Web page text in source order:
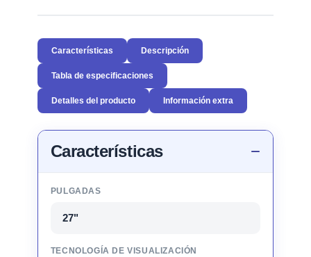
Características Descripción
Tabla de especificaciones
Detalles del producto Información extra
Características
PULGADAS
27"
TECNOLOGÍA DE VISUALIZACIÓN